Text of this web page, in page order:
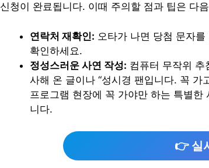
신청이 완료됩니다. 이때 주의할 점과 팁은 다
연락처 재확인: 오타가 나면 당첨 문자
확인하세요.
정성스러운 사연 작성: 컴퓨터 무작위 추
사해 온 글이나 “성시경 팬입니다. 꼭 가
프로그램 현장에 꼭 가야만 하는 특별
니다.
👉 실